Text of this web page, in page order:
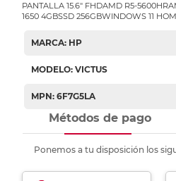
PANTALLA 15.6" FHDAMD R5-
1650 4GBSSD 256GBWINDOWS 11
MARCA: HP
MODELO: VICTUS
MPN: 6F7G5LA
Métodos de pago
Ponemos a tu disposición los